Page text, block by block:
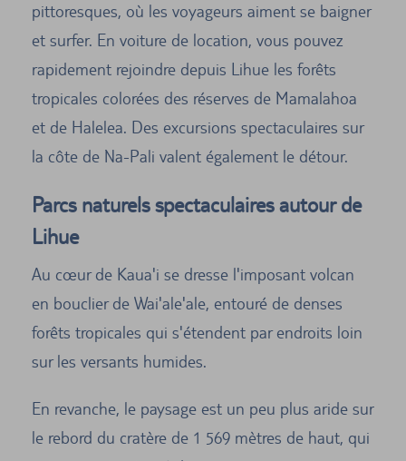
pittoresques, où les voyageurs aiment se baigner
et surfer. En voiture de location, vous pouvez
rapidement rejoindre depuis Lihue les forêts
tropicales colorées des réserves de Mamalahoa
et de Halelea. Des excursions spectaculaires sur
la côte de Na-Pali valent également le détour.
Parcs naturels spectaculaires autour de
Lihue
Au cœur de Kaua'i se dresse l'imposant volcan
en bouclier de Wai'ale'ale, entouré de denses
forêts tropicales qui s'étendent par endroits loin
sur les versants humides.
En revanche, le paysage est un peu plus aride sur
le rebord du cratère de 1 569 mètres de haut, qui